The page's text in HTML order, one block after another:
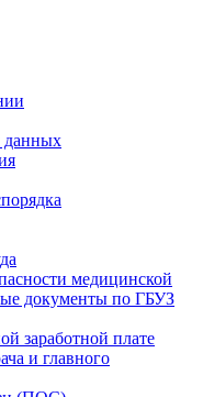
данных
медицинской
документы по ГБУЗ
заработной плате
и главного